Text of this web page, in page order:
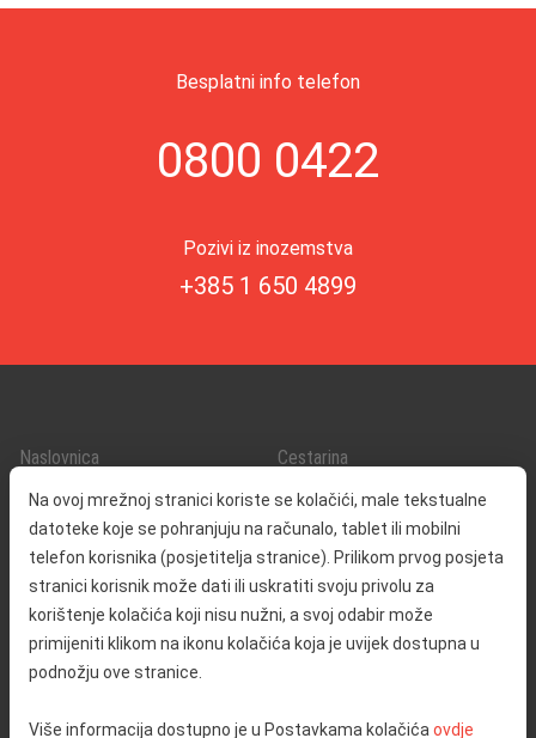
Na ovoj mrežnoj stranici koriste se kolačići, male tekstualne
datoteke koje se pohranjuju na računalo, tablet ili mobilni
telefon korisnika (posjetitelja stranice). Prilikom prvog posjeta
stranici korisnik može dati ili uskratiti svoju privolu za
korištenje kolačića koji nisu nužni, a svoj odabir može
primijeniti klikom na ikonu kolačića koja je uvijek dostupna u
podnožju ove stranice.
Više informacija dostupno je u Postavkama kolačića ovdje
Besplatni info telefon
0800 0422
Pozivi iz inozemstva
+385 1 650 4899
Naslovnica
O nama
Kontakt
Cestarina
Promet i sigurnost
Servisne informacije
Reklamacija
Javna nabava
Odnosi s javnošću
Izjava o pristupačnosti